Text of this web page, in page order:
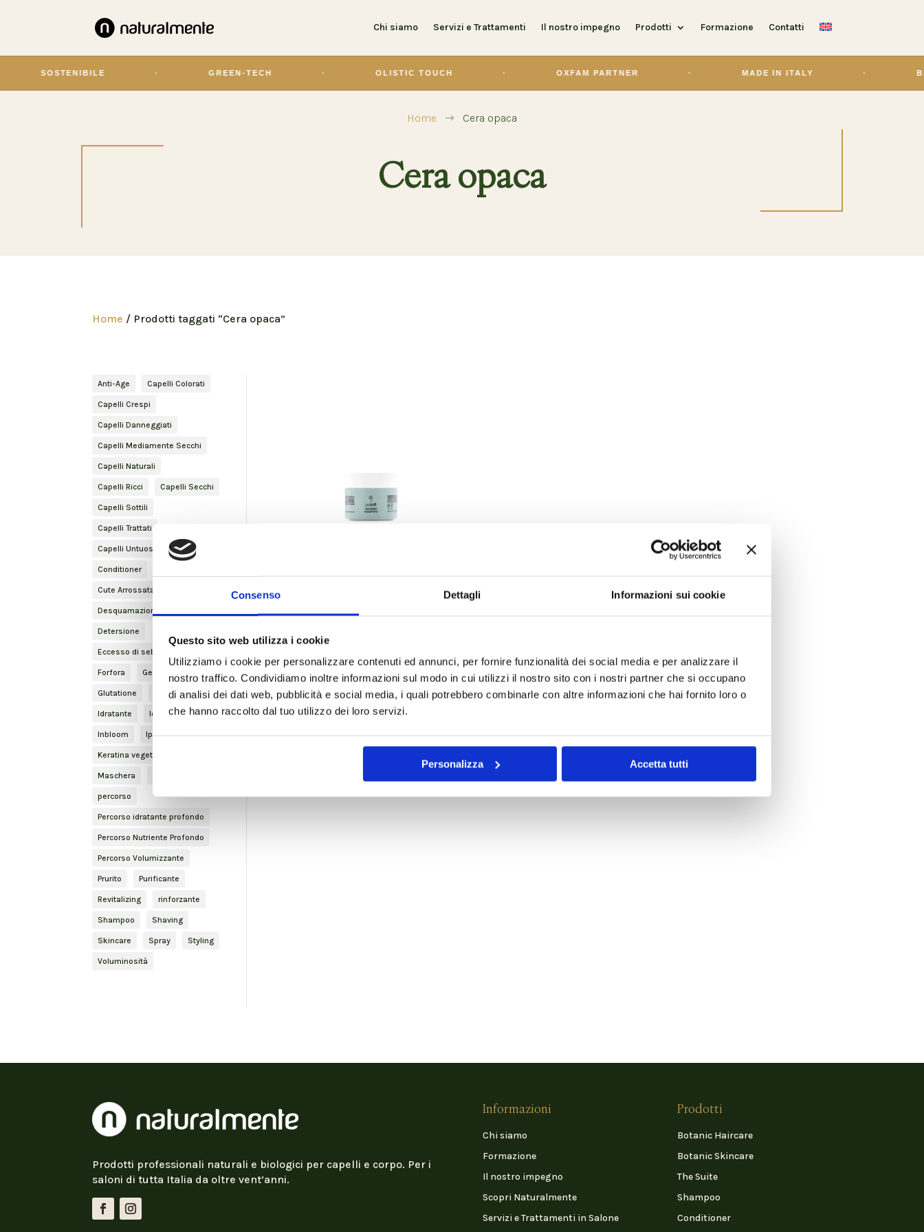
Consenso Dettagli Informazioni sui cookie
Questo sito web utilizza i cookie
Utilizziamo i cookie per personalizzare contenuti ed annunci, per fornire funzionalità dei social media e per analizzare il
nostro traffico. Condividiamo inoltre informazioni sul modo in cui utilizzi il nostro sito con i nostri partner che si occupano
di analisi dei dati web, pubblicità e social media, i quali potrebbero combinarle con altre informazioni che hai fornito loro o
che hanno raccolto dal tuo utilizzo dei loro servizi.
Personalizza Accetta tutti
Chi siamo Servizi e Trattamenti Il nostro impegno Prodotti Formazione Contatti
SOSTENIBILE GREEN-TECH OLISTIC TOUCH OXFAM PARTNER MADE IN ITALY
Home $ Cera opaca
Cera opaca
Home / Prodotti taggati “Cera opaca”
Anti-Age Capelli Colorati
Capelli Crespi
Capelli Danneggiati
Capelli Mediamente Secchi
Capelli Naturali
Capelli Ricci Capelli Secchi
Capelli Sottili
Capelli Trattati
Capelli Untuosi
Conditioner
Cute Arrossata
Desquamazione
Detersione
Eccesso di sebo
Forfora Gentleman
Glutatione haircare
Idratante Idratazione
Inbloom Iperidrosi
Keratina vegetale
Maschera
percorso
Percorso idratante profondo
Percorso Nutriente Profondo
Percorso Volumizzante
Prurito Purificante
Revitalizing rinforzante
Shampoo Shaving
Skincare Spray Styling
Voluminosità
Prodotti professionali naturali e biologici per capelli e corpo. Per i
saloni di tutta Italia da oltre vent’anni.
Informazioni
Chi siamo
Formazione
Il nostro impegno
Scopri Naturalmente
Servizi e Trattamenti in Salone
Prodotti
Botanic Haircare
Botanic Skincare
The Suite
Shampoo
Conditioner